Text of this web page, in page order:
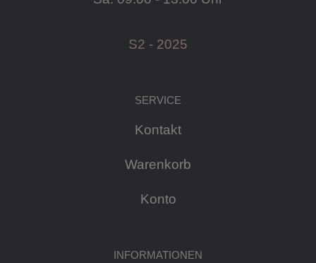
S2 - 2025
SERVICE
Kontakt
Warenkorb
Konto
INFORMATIONEN